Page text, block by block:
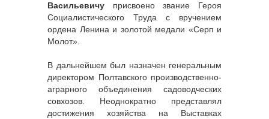
Васильевичу присвоено звание Героя
Социалистического Труда с вручением
ордена Ленина и золотой медали «Серп и
Молот».
В дальнейшем был назначен генеральным
директором Полтавского производственно-
аграрного объединения садоводческих
совхозов. Неоднократно представлял
достижения хозяйства на Выставках